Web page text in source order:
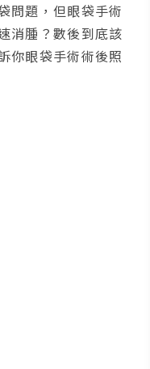
問題，但眼袋手術
消腫？數後到底該
你眼袋手術術後照